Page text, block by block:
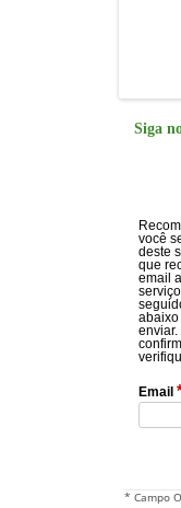
Siga
você
deste
que
email
abaixo
enviar.
Email
* Campo